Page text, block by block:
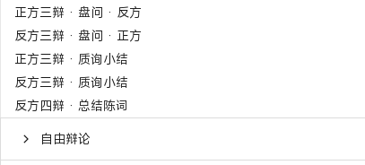
正方三辩 · 盘问 · 反方
反方三辩 · 盘问 · 正方
正方三辩 · 质询小结
反方三辩 · 质询小结
反方四辩 · 总结陈词
自由辩论